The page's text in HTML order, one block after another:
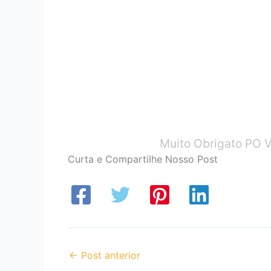
Muito Obrigato PO
Curta e Compartilhe Nosso Post
← Post anterior